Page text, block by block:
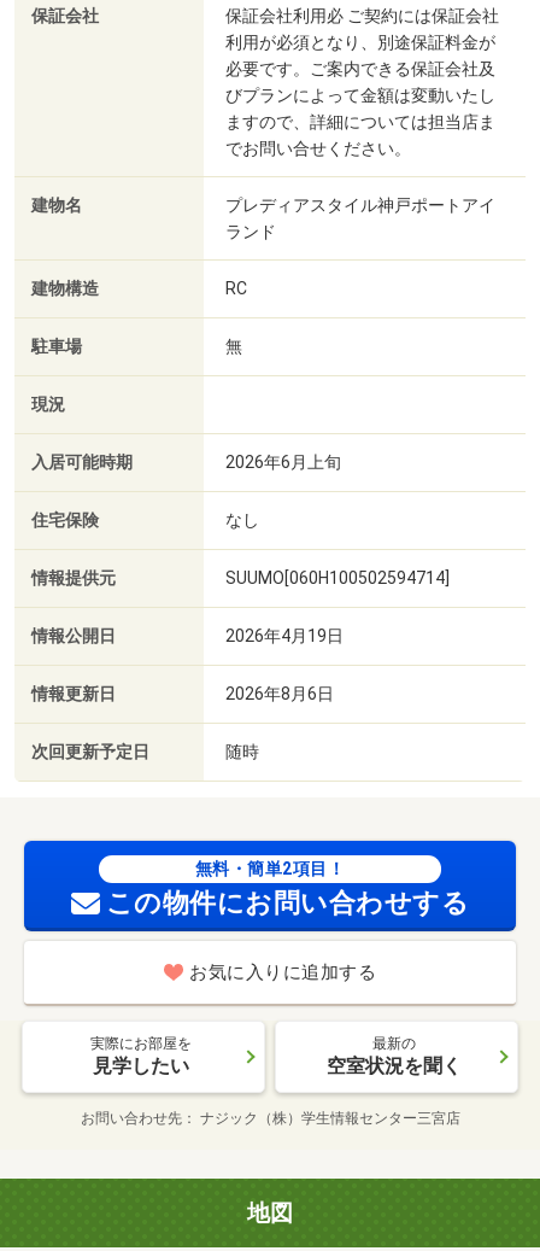
保証会社
保証会社利用必 ご契約には保証会社
利用が必須となり、別途保証料金が
必要です。ご案内できる保証会社及
びプランによって金額は変動いたし
ますので、詳細については担当店ま
でお問い合せください。
建物名
プレディアスタイル神戸ポートアイ
ランド
建物構造 RC
駐車場 無
現況
入居可能時期 2026年6月上旬
住宅保険 なし
情報提供元 SUUMO[060H100502594714]
情報公開日 2026年4月19日
情報更新日 2026年8月6日
次回更新予定日 随時
無料・簡単2項目！
この物件にお問い合わせする
お気に入りに追加する
実際にお部屋を
見学したい
最新の
空室状況を聞く
お問い合わせ先 ナジック（株）学生情報センター三宮店
地図